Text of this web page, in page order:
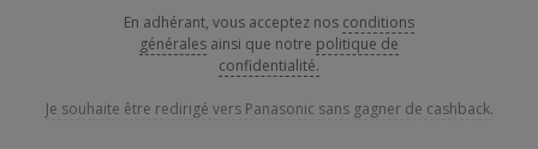
En adhérant, vous acceptez nos conditions
générales ainsi que notre politique de
confidentialité.
Je souhaite être redirigé vers Panasonic sans gagner de cashback.